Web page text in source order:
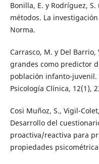
Bonilla, E. y Rodríguez,
métodos. La
Norma.
Carrasco, M. y Del
grandes como predictor
población infanto-juvenil.
Psicología Clínica, 12(1),
Cosi Muñoz, S., Vigil-
Desarrollo del
proactiva/reactiva para
propiedades